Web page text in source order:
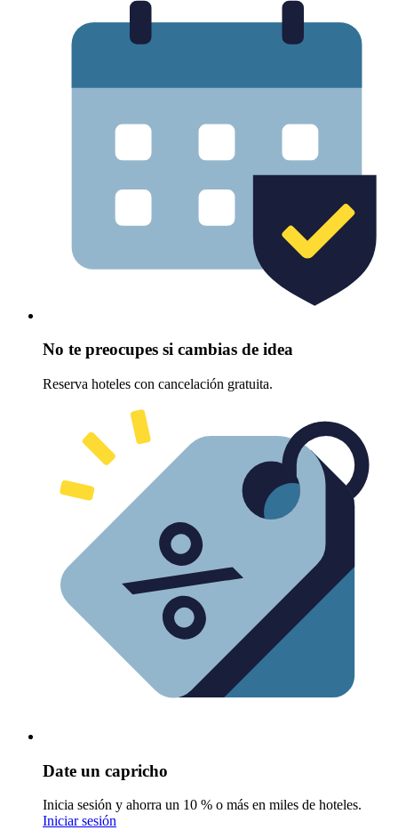
No te preocupes si cambias de idea
Reserva hoteles con cancelación gratuita.
Date un capricho
Inicia sesión y ahorra un 10 % o más en miles de hoteles.
Iniciar sesión